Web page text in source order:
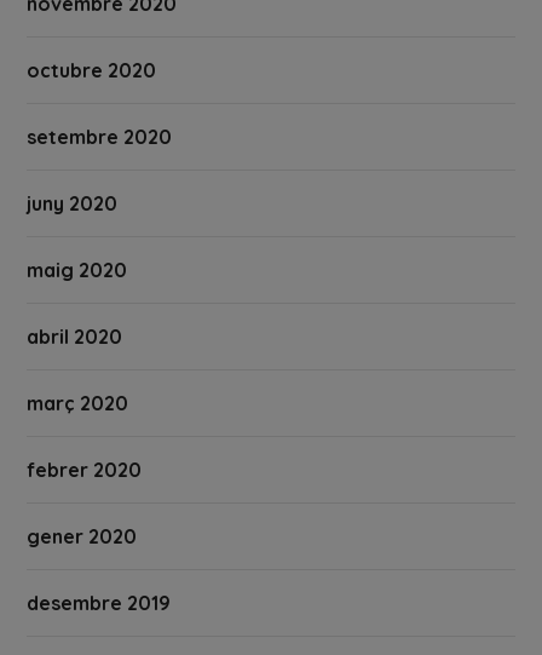
octubre 2020
setembre 2020
juny 2020
maig 2020
abril 2020
març 2020
febrer 2020
gener 2020
desembre 2019